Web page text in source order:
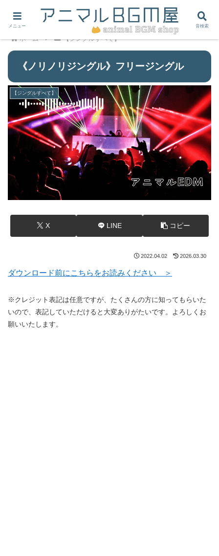
ホーム 【ジングルすべて】
《ノリノリジングル》フリージングル
【ジングルすべて】
X LINE コピー
2022.04.02 2026.03.30
ダウンロード前にこちらをお読みください ＞
※クレジット表記は任意ですが、たくさんの方に知ってもらいた
いので、表記していただけると大変ありがたいです。よろしくお
願いいたします。
メニュー 音検索